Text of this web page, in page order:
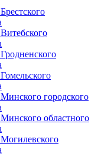
городского
областного